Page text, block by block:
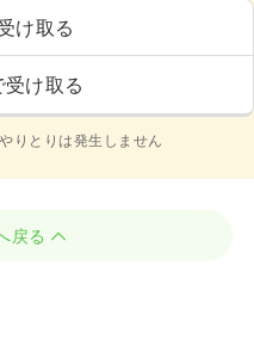
け取る
け取る
りとりは発生しません
戻る